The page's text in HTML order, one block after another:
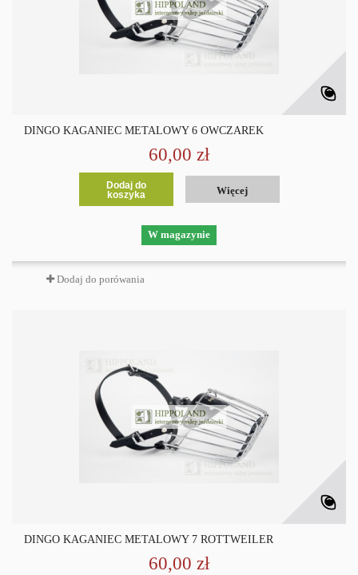
DINGO KAGANIEC METALOWY 6 OWCZAREK
60,00 zł
Dodaj do
koszyka
Więcej
W magazynie
Dodaj do porówania
DINGO KAGANIEC METALOWY 7 ROTTWEILER
60,00 zł